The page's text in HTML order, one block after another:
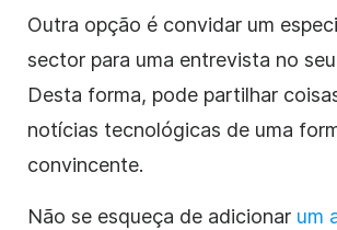
Outra opção é convidar um
sector para uma entrevista no
Desta forma, pode partilhar
notícias tecnológicas de uma
convincente.
Não se esqueça de adicionar um